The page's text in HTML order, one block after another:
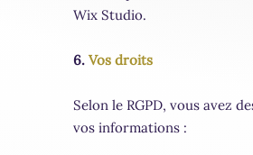
Wix Studio.
6. Vos droits
Selon le RGPD, vous avez
vos informations :